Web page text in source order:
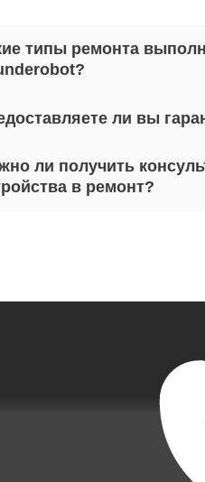
80
90
100
типы ремонта
ли вы
ли получить
в ремонт?